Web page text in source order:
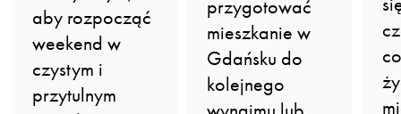
aby rozpocząć
weekend w
czystym i
przytulnym
przygotować
mieszkanie w
Gdańsku do
kolejnego